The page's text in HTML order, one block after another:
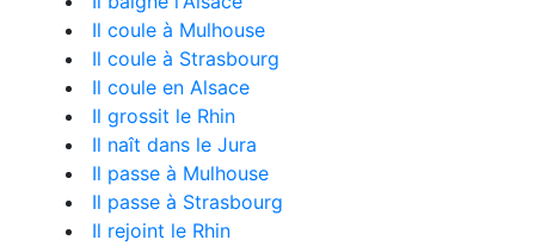
Il coule à Mulhouse
Il coule à Strasbourg
Il coule en Alsace
Il grossit le Rhin
Il naît dans le Jura
Il passe à Mulhouse
Il passe à Strasbourg
Il rejoint le Rhin